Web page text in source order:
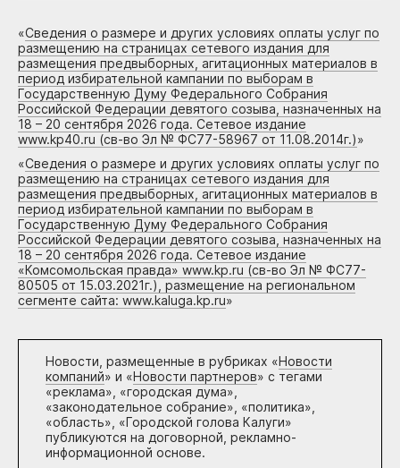
«Сведения о размере и других условиях оплаты услуг по
размещению на страницах сетевого издания для
размещения предвыборных, агитационных материалов в
период избирательной кампании по выборам в
Государственную Думу Федерального Собрания
Российской Федерации девятого созыва, назначенных на
18 – 20 сентября 2026 года. Сетевое издание
www.kp40.ru (св-во Эл № ФС77-58967 от 11.08.2014г.)»
«Сведения о размере и других условиях оплаты услуг по
размещению на страницах сетевого издания для
размещения предвыборных, агитационных материалов в
период избирательной кампании по выборам в
Государственную Думу Федерального Собрания
Российской Федерации девятого созыва, назначенных на
18 – 20 сентября 2026 года. Сетевое издание
«Комсомольская правда» www.kp.ru (св-во Эл № ФС77-
80505 от 15.03.2021г.), размещение на региональном
сегменте сайта: www.kaluga.kp.ru»
Новости, размещенные в рубриках «Новости
компаний» и «Новости партнеров» с тегами
«реклама», «городская дума»,
«законодательное собрание», «политика»,
«область», «Городской голова Калуги»
публикуются на договорной, рекламно-
информационной основе.